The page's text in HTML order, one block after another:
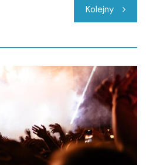
Kolejny